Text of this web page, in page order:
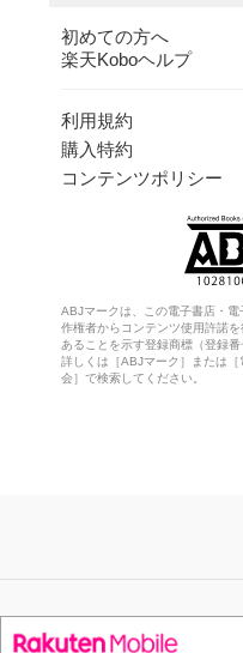
初めての方へ
楽天Koboヘルプ
利用規約
購入特約
コンテンツポリシー
ABJマークは、この電子書店・
作権者からコンテンツ使用許諾
あることを示す登録商標（登録
詳しくは［ABJマーク］または
会］で検索してください。